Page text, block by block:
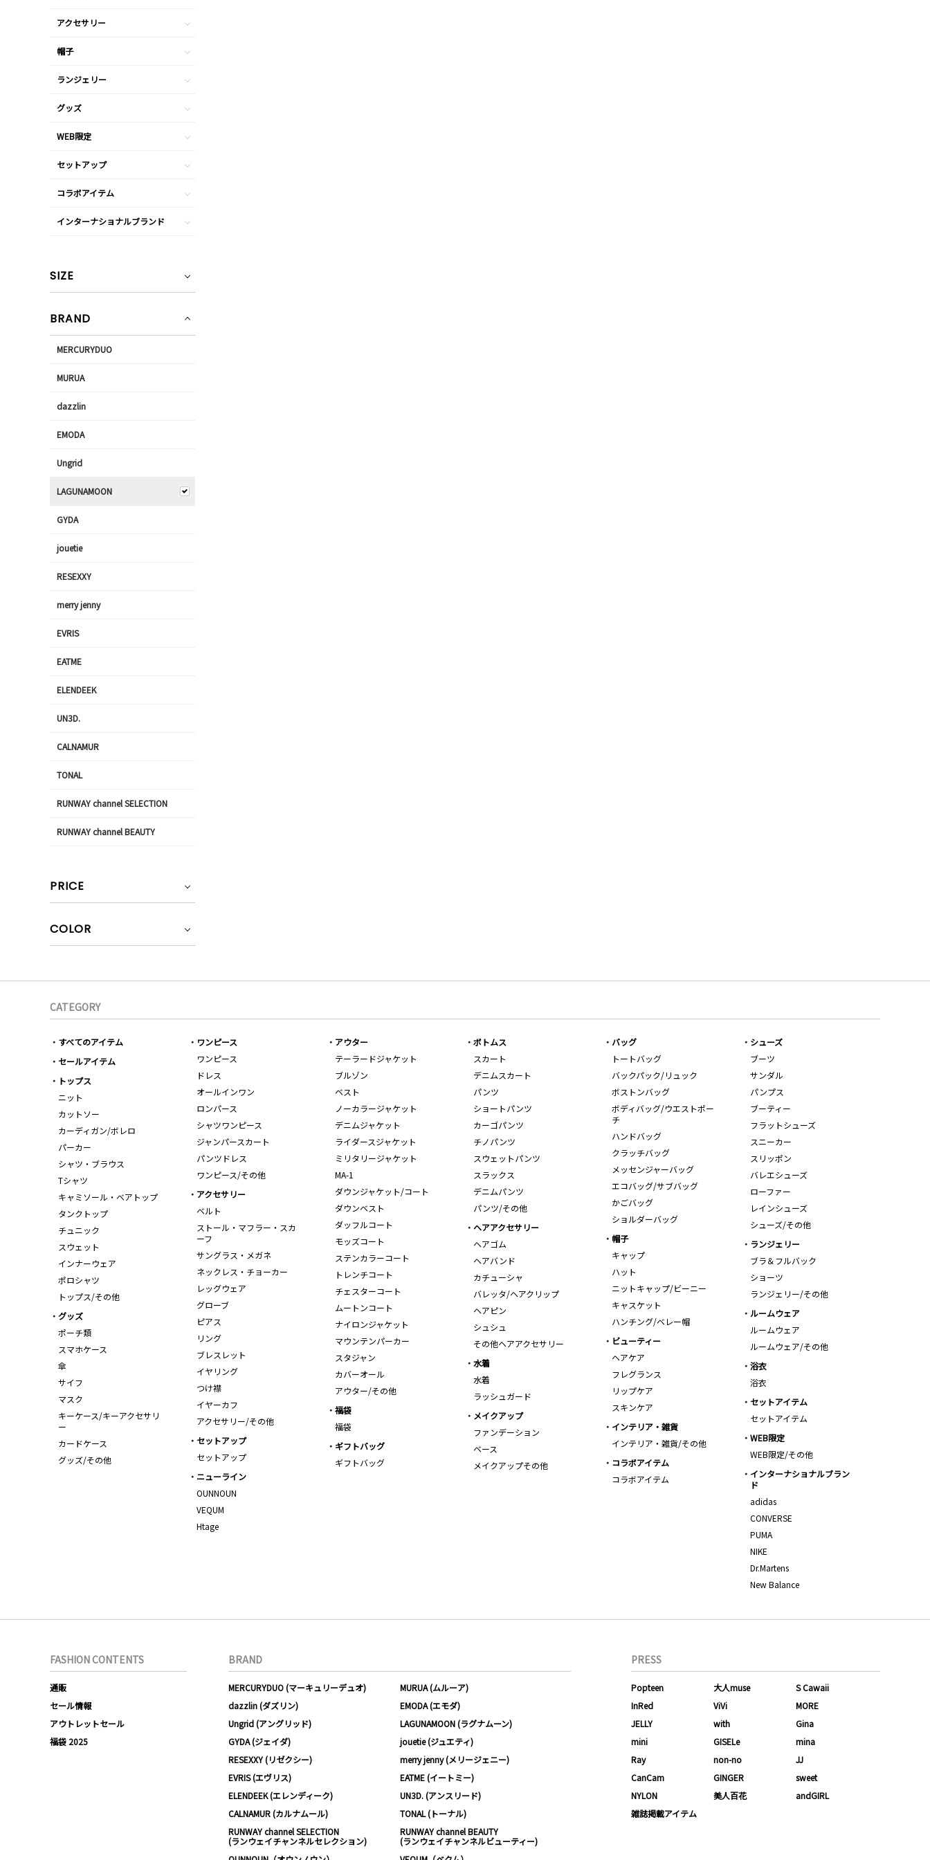
アクセサリー
帽子
ランジェリー
グッズ
WEB限定
セットアップ
コラボアイテム
インターナショナルブランド
SIZE
BRAND
MERCURYDUO
MURUA
dazzlin
EMODA
Ungrid
LAGUNAMOON
GYDA
jouetie
RESEXXY
merry jenny
EVRIS
EATME
ELENDEEK
UN3D.
CALNAMUR
TONAL
RUNWAY channel SELECTION
RUNWAY channel BEAUTY
PRICE
COLOR
CATEGORY
すべてのアイテム
セールアイテム
トップス
ニット
カットソー
カーディガン/ボレロ
パーカー
シャツ・ブラウス
Tシャツ
キャミソール・ベアトップ
タンクトップ
チュニック
スウェット
インナーウェア
ポロシャツ
トップス/その他
ワンピース
ワンピース
ドレス
オールインワン
ロンパース
シャツワンピース
ジャンパースカート
パンツドレス
ワンピース/その他
アウター
テーラードジャケット
ブルゾン
ベスト
ノーカラージャケット
デニムジャケット
ライダースジャケット
ミリタリージャケット
MA-1
ダウンジャケット/コート
ダウンベスト
ダッフルコート
モッズコート
ステンカラーコート
トレンチコート
チェスターコート
ムートンコート
ナイロンジャケット
マウンテンパーカー
スタジャン
カバーオール
アウター/その他
ボトムス
スカート
デニムスカート
パンツ
ショートパンツ
カーゴパンツ
チノパンツ
スウェットパンツ
スラックス
デニムパンツ
パンツ/その他
バッグ
トートバッグ
バックパック/リュック
ボストンバッグ
ボディバッグ/ウエストポー
チ
ハンドバッグ
クラッチバッグ
メッセンジャーバッグ
エコバッグ/サブバッグ
かごバッグ
ショルダーバッグ
シューズ
ブーツ
サンダル
パンプス
ブーティー
フラットシューズ
スニーカー
スリッポン
バレエシューズ
ローファー
レインシューズ
シューズ/その他
アクセサリー
ベルト
ストール・マフラー・スカ
ーフ
サングラス・メガネ
ネックレス・チョーカー
レッグウェア
グローブ
ピアス
リング
ブレスレット
イヤリング
つけ襟
イヤーカフ
アクセサリー/その他
ヘアアクセサリー
ヘアゴム
ヘアバンド
カチューシャ
バレッタ/ヘアクリップ
ヘアピン
シュシュ
その他ヘアアクセサリー
帽子
キャップ
ハット
ニットキャップ/ビーニー
キャスケット
ハンチング/ベレー帽
ランジェリー
ブラ＆フルバック
ショーツ
ランジェリー/その他
ルームウェア
ルームウェア
ルームウェア/その他
グッズ
ポーチ類
スマホケース
傘
サイフ
マスク
キーケース/キーアクセサリ
ー
カードケース
グッズ/その他
ビューティー
ヘアケア
フレグランス
リップケア
スキンケア
水着
水着
ラッシュガード
浴衣
浴衣
セットアイテム
セットアイテム
福袋
福袋
メイクアップ
ファンデーション
ベース
メイクアップその他
インテリア・雑貨
インテリア・雑貨/その他
WEB限定
WEB限定/その他
セットアップ
セットアップ
ギフトバッグ
ギフトバッグ
コラボアイテム
コラボアイテム
インターナショナルブラン
ド
adidas
CONVERSE
PUMA
NIKE
Dr.Martens
New Balance
ニューライン
OUNNOUN
VEQUM
Htage
FASHION CONTENTS
通販
セール情報
アウトレットセール
福袋 2025
BRAND
MERCURYDUO (マーキュリーデュオ)
MURUA (ムルーア)
dazzlin (ダズリン)
EMODA (エモダ)
Ungrid (アングリッド)
LAGUNAMOON (ラグナムーン)
GYDA (ジェイダ)
jouetie (ジュエティ)
RESEXXY (リゼクシー)
merry jenny (メリージェニー)
EVRIS (エヴリス)
EATME (イートミー)
ELENDEEK (エレンディーク)
UN3D. (アンスリード)
CALNAMUR (カルナムール)
TONAL (トーナル)
RUNWAY channel SELECTION
(ランウェイチャンネルセレクション)
RUNWAY channel BEAUTY
(ランウェイチャンネルビューティー)
PRESS
Popteen 大人muse
S Cawaii
InRed
ViVi
MORE
JELLY
with
Gina
mini
GISELe
mina
Ray
non-no
JJ
CanCam
GINGER
sweet
NYLON
美人百花
andGIRL
雑誌掲載アイテム